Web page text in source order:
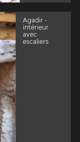
Agadir -
intérieur
avec
escaliers